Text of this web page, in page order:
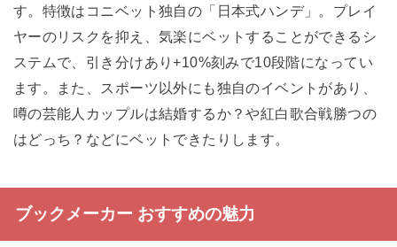
す。特徴はコニベット独自の「日本式ハンデ」。プレイ
ヤーのリスクを抑え、気楽にベットすることができるシ
ステムで、引き分けあり+10%刻みで10段階になってい
ます。また、スポーツ以外にも独自のイベントがあり、
噂の芸能人カップルは結婚するか？や紅白歌合戦勝つの
はどっち？などにベットできたりします。
ブックメーカー おすすめの魅力